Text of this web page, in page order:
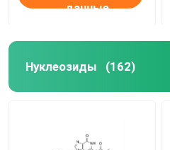
данные
Нуклеозиды (162)